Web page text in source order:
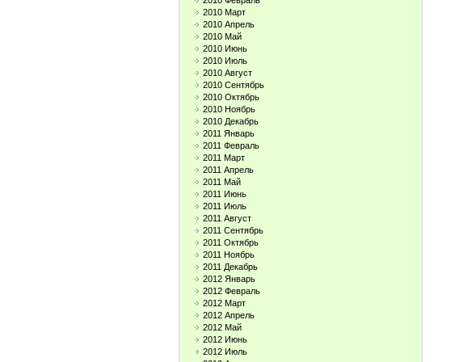
2010 Март
2010 Апрель
2010 Май
2010 Июнь
2010 Июль
2010 Август
2010 Сентябрь
2010 Октябрь
2010 Ноябрь
2010 Декабрь
2011 Январь
2011 Февраль
2011 Март
2011 Апрель
2011 Май
2011 Июнь
2011 Июль
2011 Август
2011 Сентябрь
2011 Октябрь
2011 Ноябрь
2011 Декабрь
2012 Январь
2012 Февраль
2012 Март
2012 Апрель
2012 Май
2012 Июнь
2012 Июль